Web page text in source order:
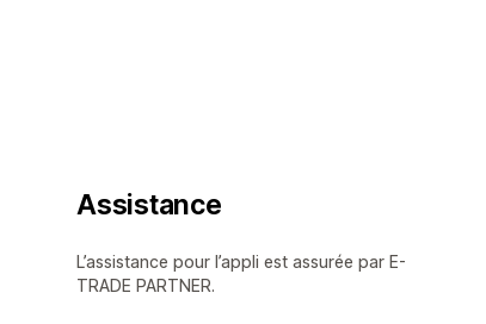
Assistance
L’assistance pour l’appli est assurée par E-
TRADE PARTNER.